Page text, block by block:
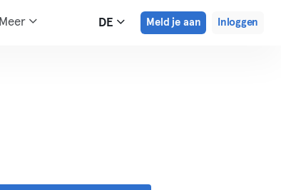
Meer DE Meld je aan Inloggen